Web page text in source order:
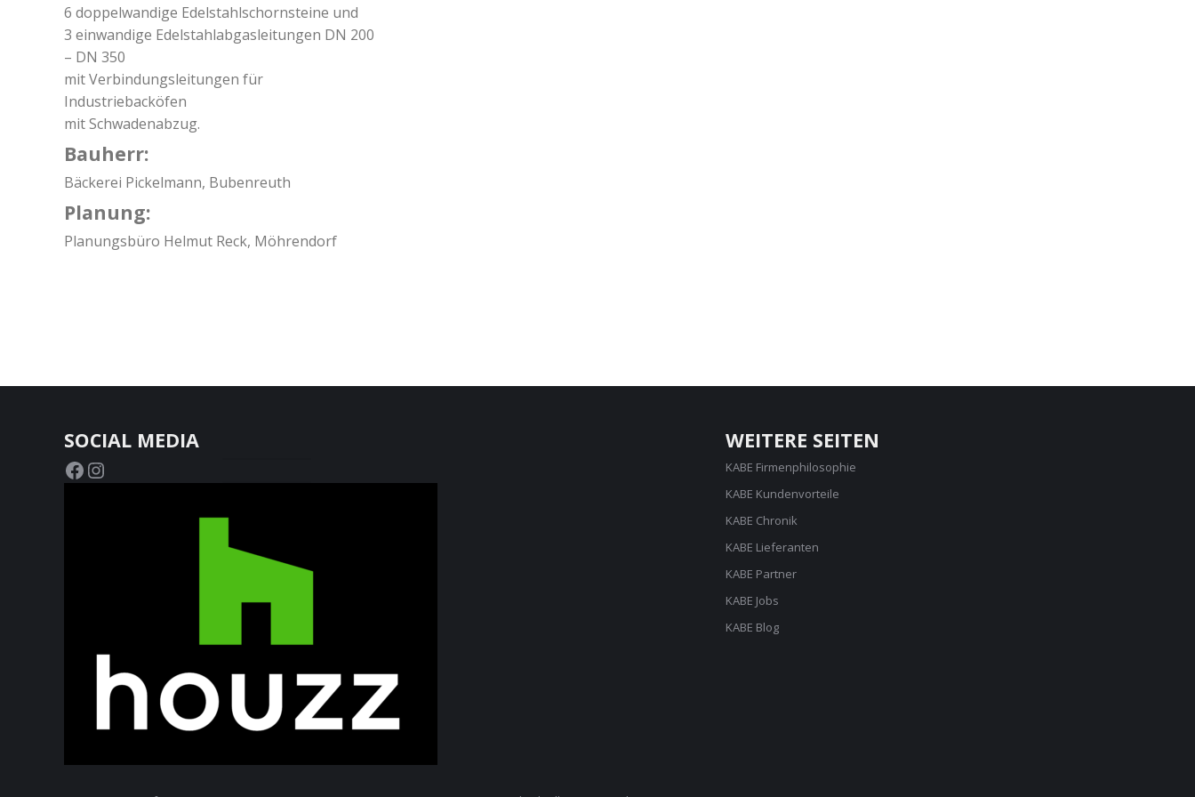
6 doppelwandige Edelstahlschornsteine und
3 einwandige Edelstahlabgasleitungen DN 200
– DN 350
mit Verbindungsleitungen für
Industriebacköfen
mit Schwadenabzug.
Bauherr:
Bäckerei Pickelmann, Bubenreuth
Planung:
Planungsbüro Helmut Reck, Möhrendorf
SOCIAL MEDIA
Facebook
Instagram
WEITERE SEITEN
KABE Firmenphilosophie
KABE Kundenvorteile
KABE Chronik
KABE Lieferanten
KABE Partner
KABE Jobs
KABE Blog